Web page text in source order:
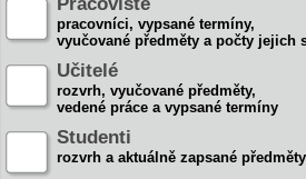
pracovníci, vypsané termíny,
vyučované předměty a počty jejich
Učitelé
rozvrh, vyučované předměty,
vedené práce a vypsané termíny
Studenti
rozvrh a aktuálně zapsané předměty